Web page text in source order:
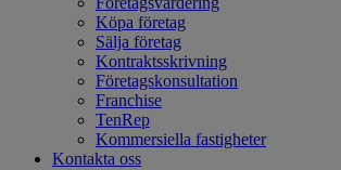
Köpa företag
Sälja företag
Kontraktsskrivning
Företagskonsultation
Franchise
TenRep
Kommersiella fastigheter
Kontakta oss